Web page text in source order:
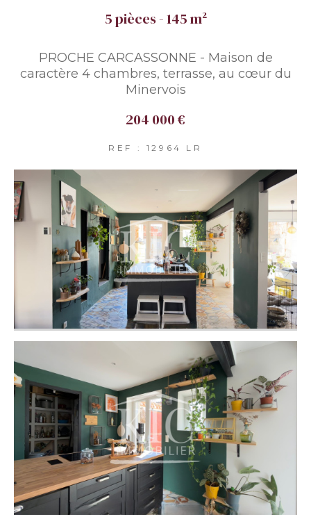
5 pièces - 145 m²
PROCHE CARCASSONNE - Maison de
caractère 4 chambres, terrasse, au cœur du
Minervois
204 000 €
REF : 12964 LR